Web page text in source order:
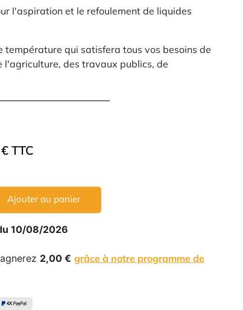
l'aspiration et le refoulement de liquides
température qui satisfera tous vos besoins de
l'agriculture, des travaux publics, de
TTC
Ajouter au panier
10/08/2026
2,00 € grâce à notre programme de